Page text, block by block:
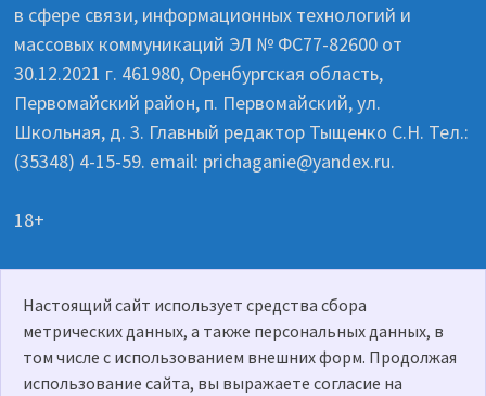
в сфере связи, информационных технологий и
массовых коммуникаций ЭЛ № ФС77-82600 от
30.12.2021 г. 461980, Оренбургская область,
Первомайский район, п. Первомайский, ул.
Школьная, д. 3. Главный редактор Тыщенко С.Н. Тел.:
(35348) 4-15-59. email: prichaganie@yandex.ru.
18+
Политика о персональных данных
Настоящий сайт использует средства сбора
метрических данных, а также персональных данных, в
том числе с использованием внешних форм. Продолжая
использование сайта, вы выражаете согласие на